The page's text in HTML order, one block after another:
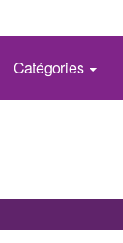
Catégories